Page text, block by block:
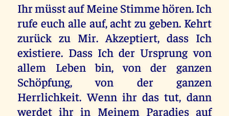
Ihr müsst auf Meine Stimme hören. Ich
rufe euch alle auf, acht zu geben. Kehrt
zurück zu Mir. Akzeptiert, dass Ich
existiere. Dass Ich der Ursprung von
allem Leben bin, von der ganzen
Schöpfung, von der ganzen
Herrlichkeit. Wenn ihr das tut, dann
werdet ihr in Meinem Paradies auf